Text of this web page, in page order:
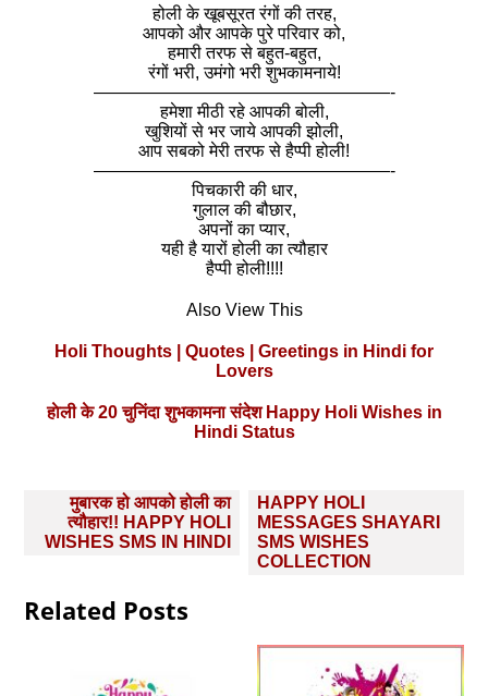
होली के खूबसूरत रंगों की तरह,
आपको और आपके पुरे परिवार को,
हमारी तरफ से बहुत-बहुत,
रंगों भरी, उमंगो भरी शुभकामनाये!
—————————————————-
हमेशा मीठी रहे आपकी बोली,
खुशियों से भर जाये आपकी झोली,
आप सबको मेरी तरफ से हैप्पी होली!
—————————————————-
पिचकारी की धार,
गुलाल की बौछार,
अपनों का प्यार,
यही है यारों होली का त्यौहार
हैप्पी होली!!!!
Also View This
Holi Thoughts | Quotes | Greetings in Hindi for
Lovers
हाेली के 20 चुनिंदा शुभकामना संदेश Happy Holi Wishes in
Hindi Status
Post
navigation
मुबारक हो आपको होली का
त्यौहार!! HAPPY HOLI
WISHES SMS IN HINDI
HAPPY HOLI
MESSAGES SHAYARI
SMS WISHES
COLLECTION
Related Posts